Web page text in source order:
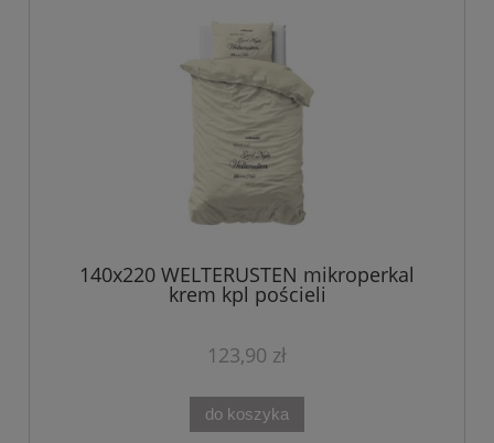
140x220 WELTERUSTEN mikroperkal
krem kpl pościeli
123,90 zł
do koszyka